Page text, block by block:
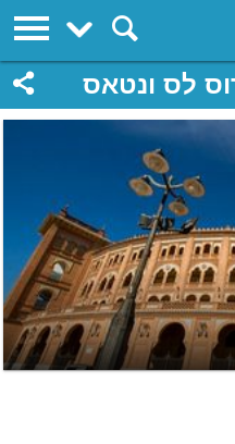
לס ונטאס